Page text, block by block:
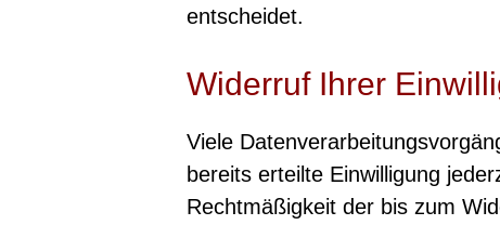
entscheidet.
Widerruf Ihrer
Viele
bereits erteilte Einwilligung
Rechtmäßigkeit der bis zum